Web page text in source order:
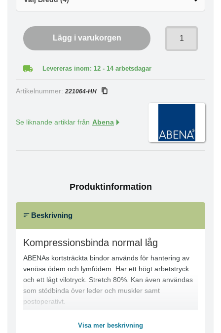
Lägg i varukorgen
Levereras inom: 12 - 14 arbetsdagar
Artikelnummer: 221064-HH
Se liknande artiklar från Abena
Produktinformation
Beskrivning
Kompressionsbinda normal låg
ABENAs kortsträckta bindor används för hantering av
venösa ödem och lymfödem. Har ett högt arbetstryck
och ett lågt vilotryck. Stretch 80%. Kan även användas
som stödbinda över leder och muskler samt
postoperativt.
Visa mer beskrivning